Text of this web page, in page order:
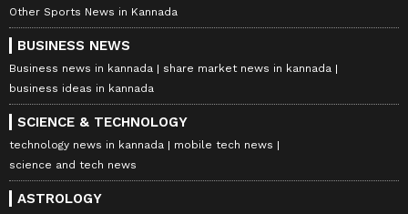
Other Sports News in Kannada
BUSINESS NEWS
Business news in kannada
share market news in kannada
business ideas in kannada
SCIENCE & TECHNOLOGY
technology news in kannada
mobile tech news
science and tech news
ASTROLOGY